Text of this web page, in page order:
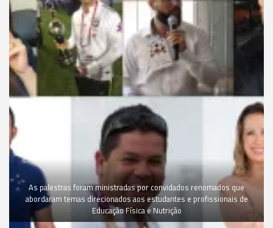
As palestras foram ministradas por convidados renomados que
abordaram temas direcionados aos estudantes e profissionais de
Educação Física e Nutrição